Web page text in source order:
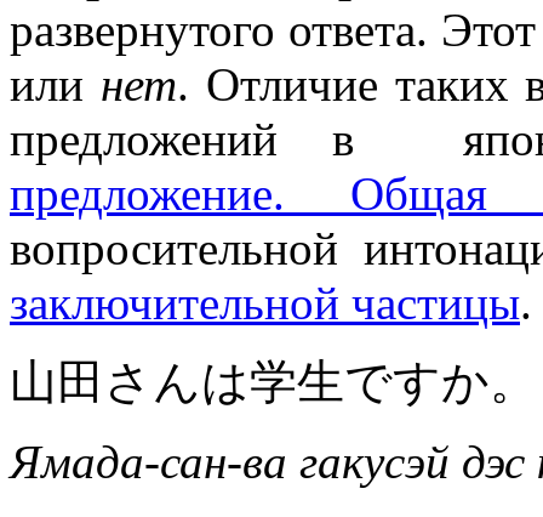
развернутого ответа.
или нет. Отличие таких
предложений в
предложение. Общая
вопросительной
заключительной частицы.
山田さんは学生ですか。
Ямада-сан-ва гакусэй дэс